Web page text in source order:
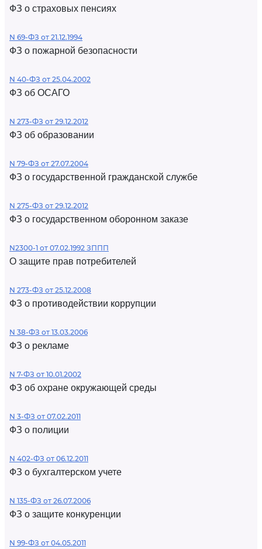
ФЗ о страховых пенсиях
N 69-ФЗ от 21.12.1994
ФЗ о пожарной безопасности
N 40-ФЗ от 25.04.2002
ФЗ об ОСАГО
N 273-ФЗ от 29.12.2012
ФЗ об образовании
N 79-ФЗ от 27.07.2004
ФЗ о государственной гражданской службе
N 275-ФЗ от 29.12.2012
ФЗ о государственном оборонном заказе
N2300-1 от 07.02.1992 ЗППП
О защите прав потребителей
N 273-ФЗ от 25.12.2008
ФЗ о противодействии коррупции
N 38-ФЗ от 13.03.2006
ФЗ о рекламе
N 7-ФЗ от 10.01.2002
ФЗ об охране окружающей среды
N 3-ФЗ от 07.02.2011
ФЗ о полиции
N 402-ФЗ от 06.12.2011
ФЗ о бухгалтерском учете
N 135-ФЗ от 26.07.2006
ФЗ о защите конкуренции
N 99-ФЗ от 04.05.2011